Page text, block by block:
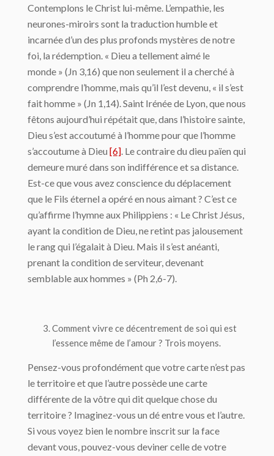
Contemplons le Christ lui-même. L’empathie, les
neurones-miroirs sont la traduction humble et
incarnée d’un des plus profonds mystères de notre
foi, la rédemption. « Dieu a tellement aimé le
monde » (Jn 3,16) que non seulement il a cherché à
comprendre l’homme, mais qu’il l’est devenu, « il s’est
fait homme » (Jn 1,14). Saint Irénée de Lyon, que nous
fêtons aujourd’hui répétait que, dans l’histoire sainte,
Dieu s’est accoutumé à l’homme pour que l’homme
s’accoutume à Dieu [6]. Le contraire du dieu païen qui
demeure muré dans son indifférence et sa distance.
Est-ce que vous avez conscience du déplacement
que le Fils éternel a opéré en nous aimant ? C’est ce
qu’affirme l’hymne aux Philippiens : « Le Christ Jésus,
ayant la condition de Dieu, ne retint pas jalousement
le rang qui l’égalait à Dieu. Mais il s’est anéanti,
prenant la condition de serviteur, devenant
semblable aux hommes » (Ph 2,6-7).
Comment vivre ce décentrement de soi qui est
l’essence même de l’amour ? Trois moyens.
Pensez-vous profondément que votre carte n’est pas
le territoire et que l’autre possède une carte
différente de la vôtre qui dit quelque chose du
territoire ? Imaginez-vous un dé entre vous et l’autre.
Si vous voyez bien le nombre inscrit sur la face
devant vous, pouvez-vous deviner celle de votre